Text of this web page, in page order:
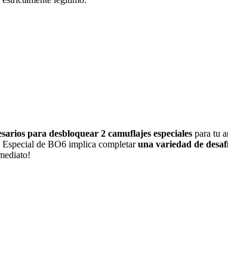
para desbloquear 2 camuflajes especiales para tu
Especial de BO6 implica completaruna variedad de